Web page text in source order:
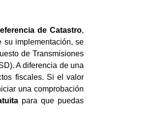
de Catastro,
su implementación, se
de Transmisiones
A diferencia de una
fiscales. Si el valor
una comprobación
para que puedas